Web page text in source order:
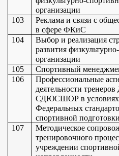
организации
103
Реклама и связи с
в сфере ФКиС
104
Выбор и реализация
развития
организации
105 Спортивный
106
Профессиональные
деятельности
СДЮСШОР в условиях
Федеральных
спортивной подготовки
107
Методическое
тренировочного
учреждении